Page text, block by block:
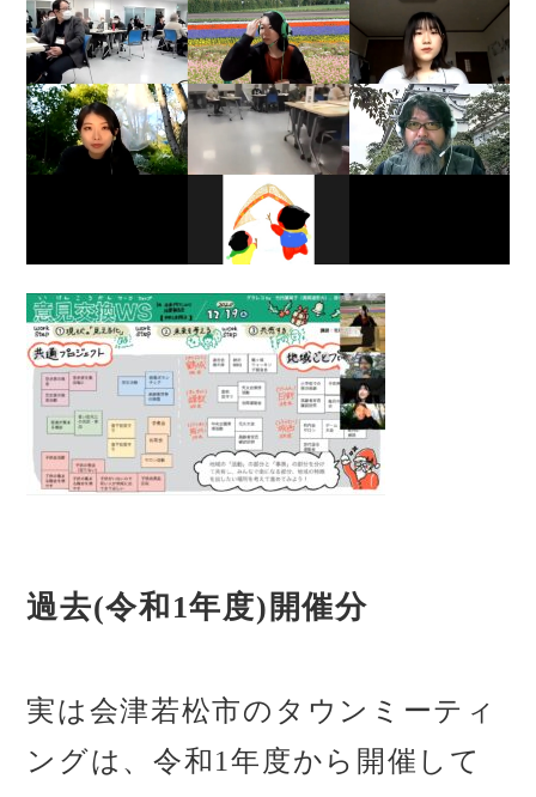
過去(令和1年度)開催分
実は会津若松市のタウンミーティ
ングは、令和1年度から開催して